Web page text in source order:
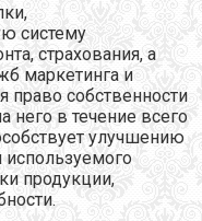
систему
страхования, а
маркетинга и
право собственности
него в течение всего
улучшению
продукции,